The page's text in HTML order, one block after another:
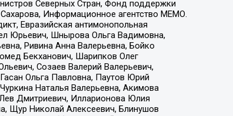
Северных Стран, Фонд поддержки
Информационное агентство МЕМО.
Евразийская антимонопольная
Юрьевич, Шнырова Ольга Вадимовна,
Ривина Анна Валерьевна, Бойко
Бекханович, Шарипков Олег
Созаев Валерий Валерьевич,
Ольга Павловна, Паутов Юрий
Наталья Валерьевна, Акимова
Дмитриевич, Илларионова Юлия
Щур Николай Алексеевич, Блинушов